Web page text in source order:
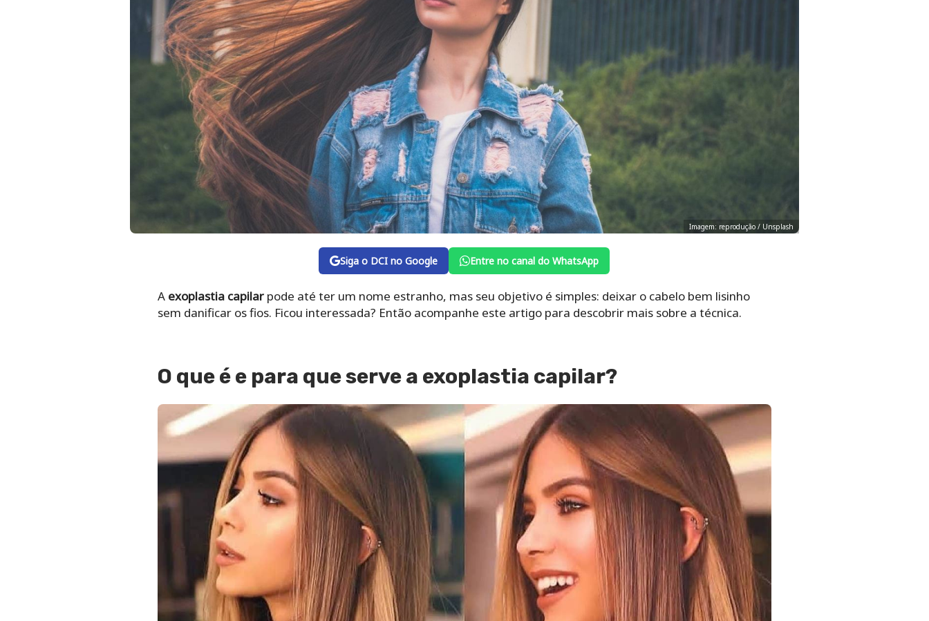
Imagem: reprodução / Unsplash
Siga o DCI no Google Entre no canal do WhatsApp
A exoplastia capilarpode até ter um nome estranho, mas seu objetivo é simples: deixar o cabelo bem lisinho
sem danificar os fios. Ficou interessada? Então acompanhe este artigo para descobrir mais sobre a técnica.
O que é e para que serve a exoplastia capilar?